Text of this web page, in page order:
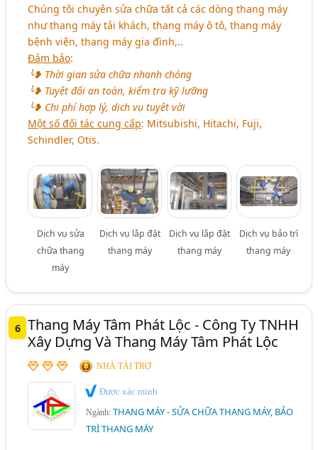
Chúng tôi chuyên sửa chữa tất cả các dòng thang máy
như thang máy tải khách, thang máy ô tô, thang máy
bệnh viện, thang máy gia đình,..
Đảm bảo:
╰❥ Thời gian sửa chữa nhanh chóng
╰❥ Tuyệt đối an toàn, kiểm tra kỹ lưỡng
╰❥ Chi phí hợp lý, dịch vụ tuyệt vời
Một số đối tác cung cấp: Mitsubishi, Hitachi, Fuji,
Schindler, Otis.
Dịch vụ sửa
chữa thang
máy
Dịch vụ lắp đặt
thang máy
Dịch vụ lắp đặt
thang máy
Dịch vụ bảo trì
thang máy
6 Thang Máy Tâm Phát Lộc - Công Ty TNHH
Xây Dựng Và Thang Máy Tâm Phát Lộc
NHÀ TÀI TRỢ
Được xác minh
Ngành:THANG MÁY - SỬA CHỮA THANG MÁY, BẢO
TRÌ THANG MÁY